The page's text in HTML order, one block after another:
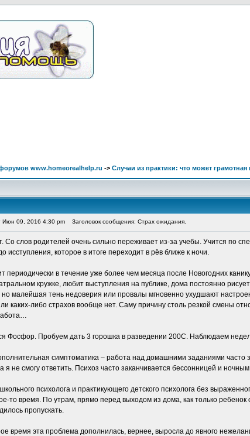
www.homeorealhelp.ru -> Случаи из практики: что может грамотная
Июн 09, 2016 4:30 pm Заголовок сообщения: Страх ожидания.
Со слов родителей очень сильно переживает из-за учебы. Учится по
исступления, которое в итоге переходит в рёв ближе к ночи.
периодически в течение уже более чем месяца после Новогодних
кружке, любит выступления на публике, дома постоянно
но малейшая тень недоверия или провалы мгновенно ухудшают
каких-либо страхов вообще нет. Саму причину столь резкой смены
Фосфор. Пробуем дать 3 горошка в разведении 200С. Наблюдаем
симптоматика – работа над домашними заданиями
я не смогу ответить. Психоз часто заканчивается бессонницей и
психолога и практикующего детского психолога без
то время. По утрам, прямо перед выходом из дома, как только
пропускать.
время эта проблема дополнилась, вернее, выросла до явного